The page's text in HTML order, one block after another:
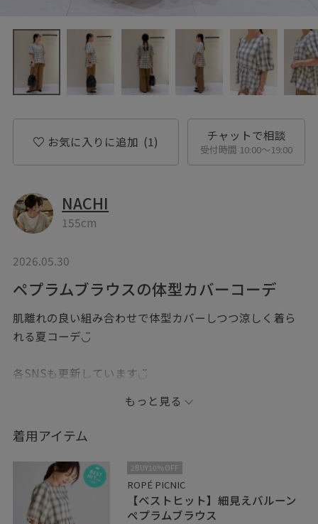
お気に入りに追加 (1) チャットで相談
受付時間 10:00〜19:00
NACHI
155cm
2026.05.30
ペプラムブラウスの体型カバーコーデ
肌離れの良い組み合わせで体型カバーしつつ涼しく着ら
れる夏コーデ◡̈
各SNSも更新しています◡̈
是非フォローよろしくお願いしますꪔ̤̮！
.
WEAR【@7chi0121】
Instagram【@7chi_pic】
店舗Instagram【@ropepicnic_aeonhiroshima】
もっと見る
着用アイテム
2BUY10%OFF
ROPÉ PICNIC
【ベストヒット】細見えバルーン
ペプラムブラウス